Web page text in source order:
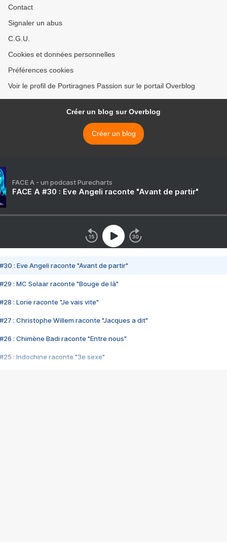
Contact
Signaler un abus
C.G.U.
Cookies et données personnelles
Préférences cookies
Voir le profil de Portiragnes Passion sur le portail Overblog
Créer un blog sur Overblog
Créer un blog
FACE A - un podcast Purecharts
FACE A #30 : Eve Angeli raconte "Avant de partir"
#30 : Eve Angeli raconte "Avant de partir"
#29 : MC Solaar raconte "Bouge de là"
#28 : Lorie raconte "Je vais vite"
#27 : Christophe Willem raconte "Jacques a dit"
#26 : Chimène Badi raconte "Entre nous"
#25 : Indochine raconte "3e sexe"